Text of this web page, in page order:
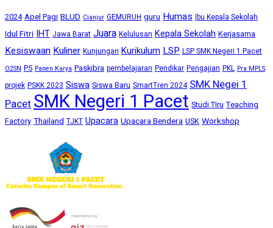
2024 Apel Pagi BLUD Cianjur GEMURUH guru Humas Ibu Kepala Sekolah
Idul Fitri IHT Jawa Barat Juara Kelulusan Kepala Sekolah Kerjasama
KesiswaanKuliner Kunjungan KurikulumLSP LSP SMK Negeri 1 Pacet
O2SN P5 Panen Karya Paskibra pembelajaran Pendikar Pengajian PKL Pra MPLS
projek PSKK 2023 Siswa Siswa Baru SmartTren 2024 SMK Negei 1
PacetSMK Negeri 1 Pacet Studi TIru Teaching
Factory Thailand TJKT Upacara Upacara Bendera USK Workshop